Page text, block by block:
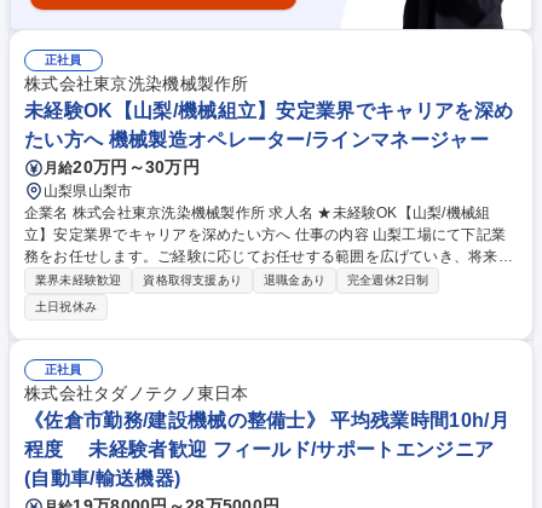
正社員
株式会社東京洗染機械製作所
未経験OK【山梨/機械組立】安定業界でキャリアを深め
たい方へ 機械製造オペレーター/ラインマネージャー
月給20万円～30万円
山梨県山梨市
企業名 株式会社東京洗染機械製作所 求人名 ★未経験OK【山梨/機械組
立】安定業界でキャリアを深めたい方へ 仕事の内容 山梨工場にて下記業
務をお任せします。ご経験に応じてお任せする範囲を広げていき、将来的
には管理職候補として組織を担っていただくことを想定した採用です。
【具体的には】■内容量20kg～200kgの大型業務用洗濯機、乾燥機の組
立・メンテナンス ■2～3人でチームを組み、内製部品を組み上げていきま
す。■入社後はOJTにて学んでいただけます。 ※人力による重量物の扱い
はありません。 ※クレーン・フォークリフト・台車使用 （クレーン・フ
ォークリフトは技能者のみ） 募集職種 ★未経験OK【山梨/機械組立】安定
業界でキャリアを深めたい方へ
業界未経験歓迎 資格取得支援あり 退職金あり
完全週休2日制
土日祝休み
正社員
株式会社タダノテクノ東日本
《佐倉市勤務/建設機械の整備士》 平均残業時間10h/月
程度 未経験者歓迎 フィールド/サポートエンジニア
(自動車/輸送機器)